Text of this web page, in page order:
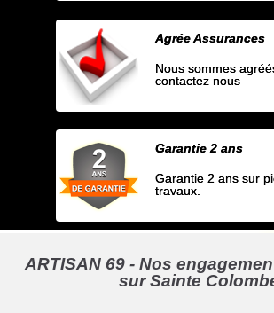
Agrée Assurances
Nous sommes
contactez nous
Garantie 2 ans
Garantie 2 ans sur
travaux.
ARTISAN 69 - Nos
sur Sainte